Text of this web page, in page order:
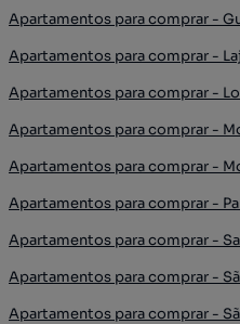
Apartamentos para comprar -
Apartamentos para comprar -
Apartamentos para comprar -
Apartamentos para comprar -
Apartamentos para comprar -
Apartamentos para comprar -
Apartamentos para comprar -
Apartamentos para comprar -
Apartamentos para comprar -